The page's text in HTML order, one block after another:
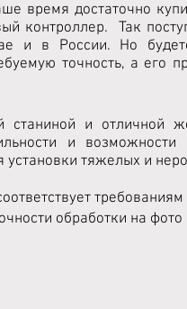
время достаточно
контроллер. Так
и в России. Но
точность, а его
и отличной
и возможности
установки тяжелых и
обработки на